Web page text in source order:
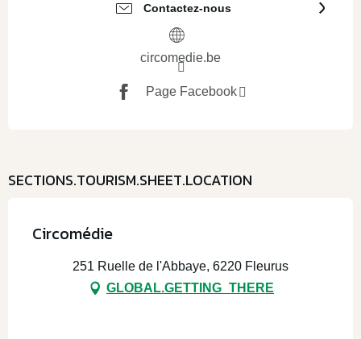
Contactez-nous
circomedie.be
Page Facebook
SECTIONS.TOURISM.SHEET.LOCATION
Circomédie
251 Ruelle de l'Abbaye, 6220 Fleurus
GLOBAL.GETTING_THERE